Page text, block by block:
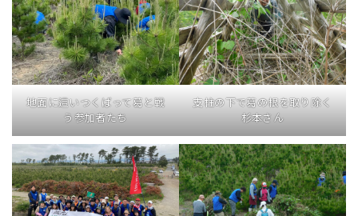
地面に這いつくばって葛と戦
う参加者たち
支柱の下で葛の根を取り除く
杉本さん